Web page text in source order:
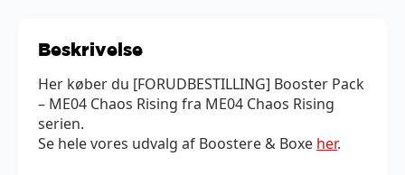
Beskrivelse
Her køber du [FORUDBESTILLING] Booster Pack
– ME04 Chaos Rising fra ME04 Chaos Rising
serien.
Se hele vores udvalg af Boostere & Boxe her.